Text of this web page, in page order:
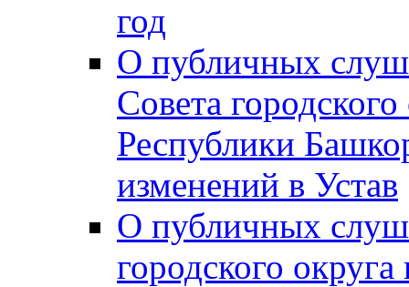
год
О публичных
Совета
Республики
изменений в Устав
О публичных
городского